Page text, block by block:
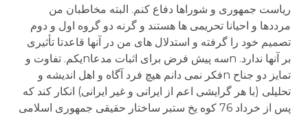
ریاست جمهوری و شوراها دفاع کنم. البته مخاطبان من
مرددها و احیانا تحریمی ها هستند و گرنه دو گروه اول و دوم
تصمیم خود را گرفته و استدلال های من در آنها قاعدتا تأثیری
بر آنها ندارد. nسه پیش فرض برای اثبات مدعاnیکم. تفاوت و
تمایز دو جناح nفکر نمی دانم هیچ فرد آگاه و اهل اندیشه و
تحلیلی (با هر گرایشی اعم از ایرانی و غیر ایرانی) انکار کند که
پس از خرداد 76 کوه یخ ستبر ساختار حقیقی جمهوری اسلامی